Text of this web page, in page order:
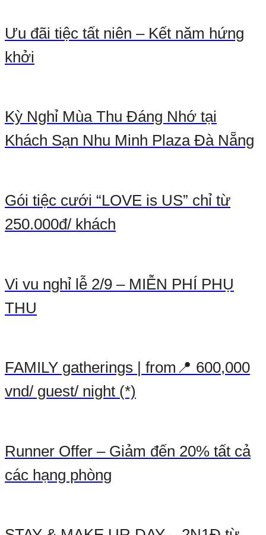
Ưu đãi tiệc tất niên – Kết năm hứng
khởi
Kỳ Nghỉ Mùa Thu Đáng Nhớ tại
Khách Sạn Nhu Minh Plaza Đà Nẵng
Gói tiệc cưới “LOVE is US” chỉ từ
250.000đ/ khách
Vi vu nghỉ lễ 2/9 – MIỄN PHÍ PHỤ
THU
FAMILY gatherings | from📍 600,000
vnd/ guest/ night (*)
Runner Offer – Giảm đến 20% tất cả
các hạng phòng